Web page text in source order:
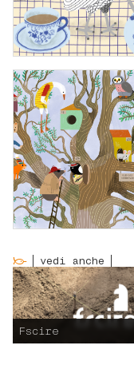
vedi anche
Fscire